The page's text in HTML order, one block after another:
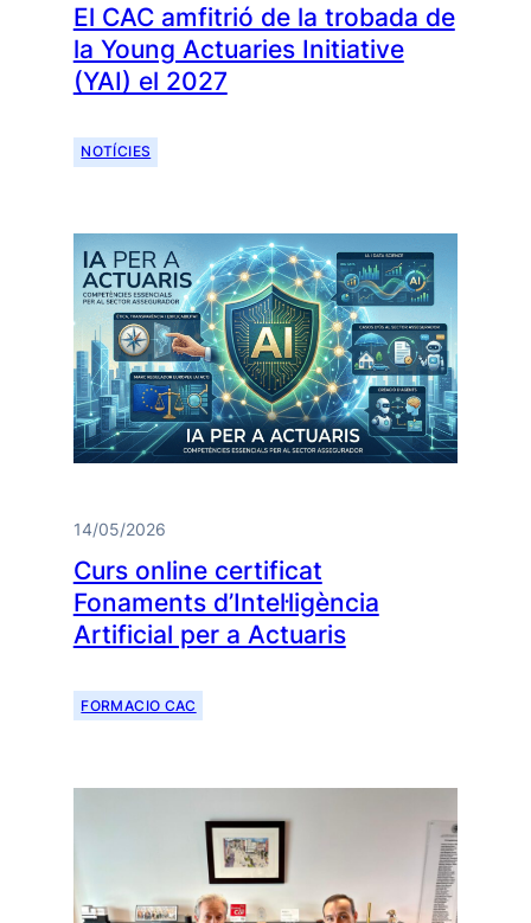
El CAC amfitrió de la trobada de
la Young Actuaries Initiative
(YAI) el 2027
NOTÍCIES
14/05/2026
Curs online certificat
Fonaments d’Intel·ligència
Artificial per a Actuaris
FORMACIO CAC